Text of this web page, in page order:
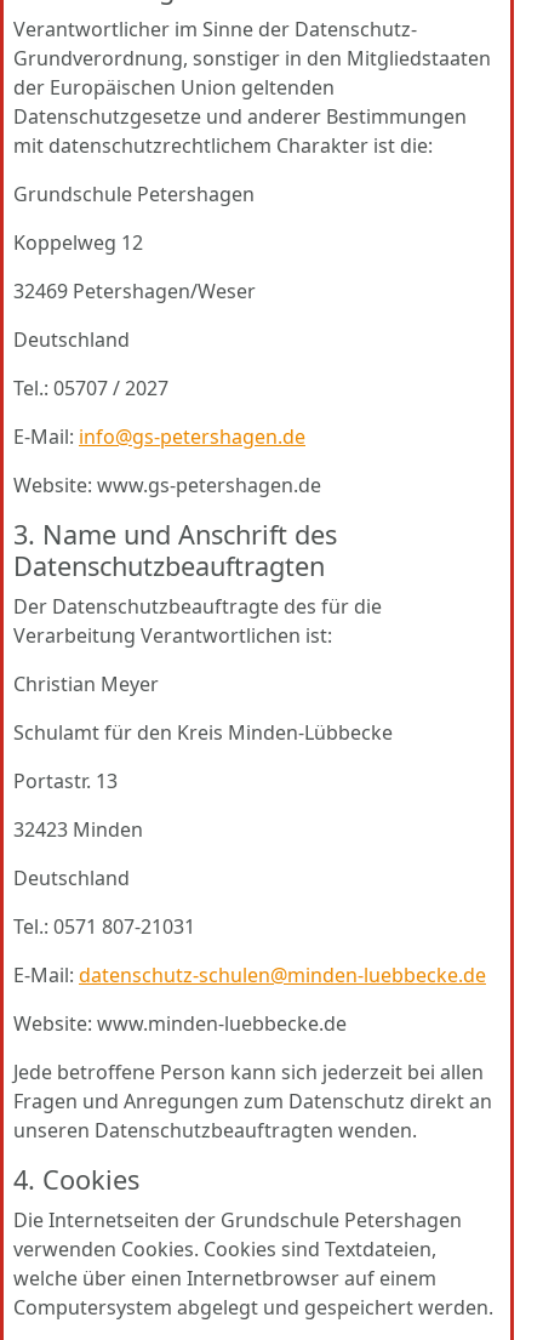
Verantwortlicher im Sinne der Datenschutz-
Grundverordnung, sonstiger in den Mitgliedstaaten
der Europäischen Union geltenden
Datenschutzgesetze und anderer Bestimmungen
mit datenschutzrechtlichem Charakter ist die:
Grundschule Petershagen
Koppelweg 12
32469 Petershagen/Weser
Deutschland
Tel.: 05707 / 2027
E-Mail: info@gs-petershagen.de
Website: www.gs-petershagen.de
3. Name und Anschrift des
Datenschutzbeauftragten
Der Datenschutzbeauftragte des für die
Verarbeitung Verantwortlichen ist:
Christian Meyer
Schulamt für den Kreis Minden-Lübbecke
Portastr. 13
32423 Minden
Deutschland
Tel.: 0571 807-21031
E-Mail: datenschutz-schulen@minden-luebbecke.de
Website: www.minden-luebbecke.de
Jede betroffene Person kann sich jederzeit bei allen
Fragen und Anregungen zum Datenschutz direkt an
unseren Datenschutzbeauftragten wenden.
4. Cookies
Die Internetseiten der Grundschule Petershagen
verwenden Cookies. Cookies sind Textdateien,
welche über einen Internetbrowser auf einem
Computersystem abgelegt und gespeichert werden.